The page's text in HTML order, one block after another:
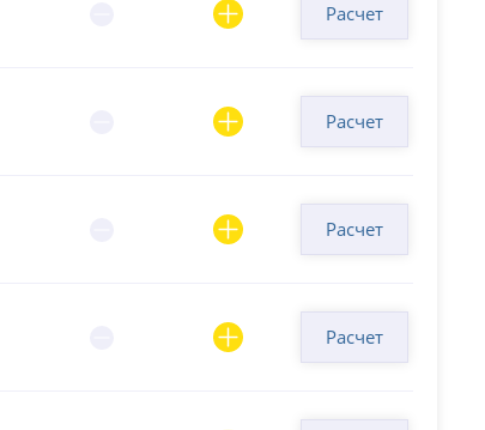
Расчет
Расчет
Расчет
Расчет